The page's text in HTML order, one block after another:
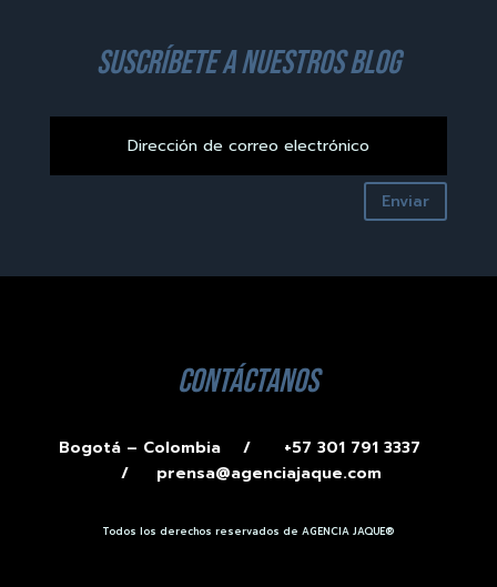
suscríbete a nuestros blog
Enviar
contáctanos
Bogotá – Colombia /
+57 301 791 3337
/ prensa@agenciajaque.com
Todos los derechos reservados de AGENCIA JAQUE®